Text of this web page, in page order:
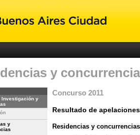
y
Investigación y
y
Concurso 2011
Resultado de apelaciones
Residencias y